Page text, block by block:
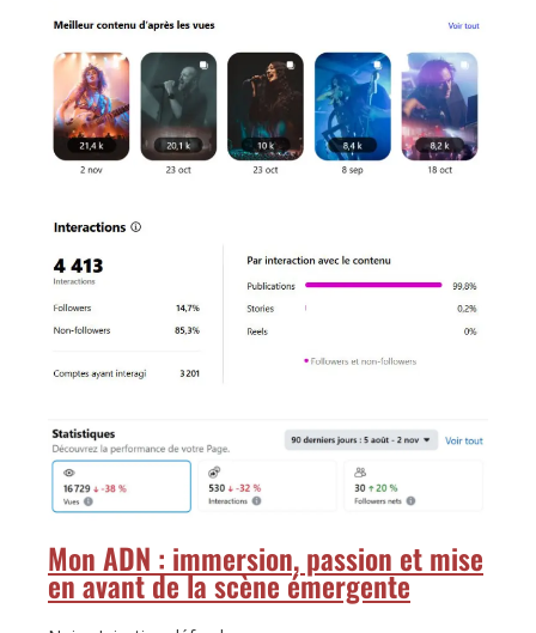
Mon ADN : immersion, passion et mise
en avant de la scène émergente